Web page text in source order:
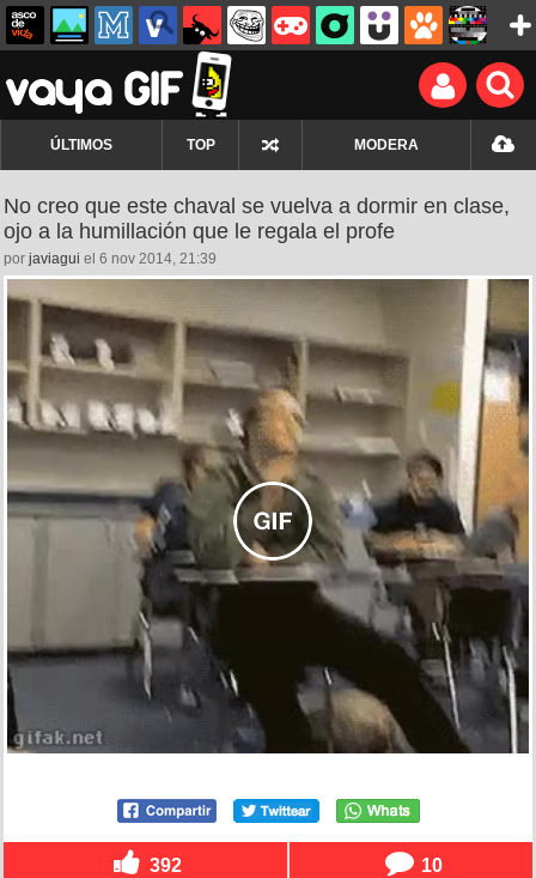
ÚLTIMOS TOP MODERA
No creo que este chaval se vuelva a dormir en clase,
ojo a la humillación que le regala el profe
por javiagui el 6 nov 2014, 21:39
392 10